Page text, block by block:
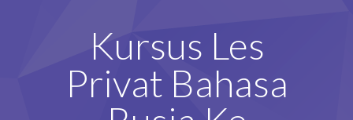
KONTAK KAMI
BLOG
Kursus Les
Privat Bahasa